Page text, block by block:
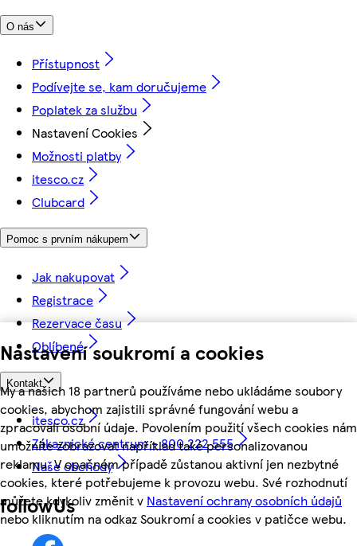
Nastavení soukromí a cookies
My a našich 18 partnerů používáme nebo ukládáme soubory
cookies, abychom zajistili správné fungování webu a
zpracovali osobní údaje. Povolením použití všech cookies nám
umožníte zobrazovat například také personalizovanou
reklamu. V opačném případě zůstanou aktivní jen nezbytné
cookies, které potřebujeme k provozu webu. Své rozhodnutí
můžete kdykoliv změnit v Nastavení ochrany osobních údajů
nebo kliknutím na odkaz Soukromí a cookies v patičce webu.
O nás
Přístupnost
Podívejte se, kam doručujeme
Poplatek za službu
Nastavení Cookies
Možnosti platby
itesco.cz
Clubcard
Pomoc s prvním nákupem
Jak nakupovat
Registrace
Rezervace času
Oblíbené
Kontakt
itesco.cz
Zákaznické centrum - 800 222 555
Naše obchody
followUs